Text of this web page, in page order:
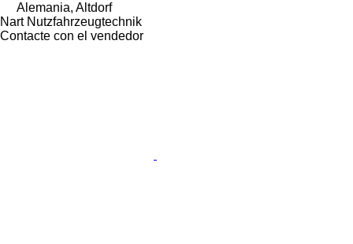
Alemania, Altdorf
Nart Nutzfahrzeugtechnik
Contacte con el vendedor